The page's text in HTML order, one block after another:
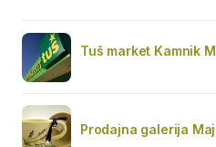
Tuš market Kamnik
Prodajna galerija